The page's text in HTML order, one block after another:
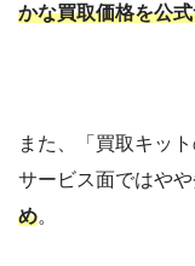
かな買取価格を公
また、「買取キッ
サービス面ではや
め。